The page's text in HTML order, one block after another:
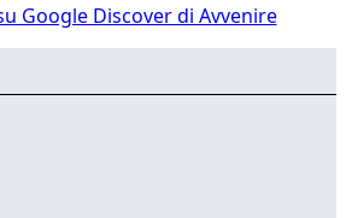
Google Discover di Avvenire